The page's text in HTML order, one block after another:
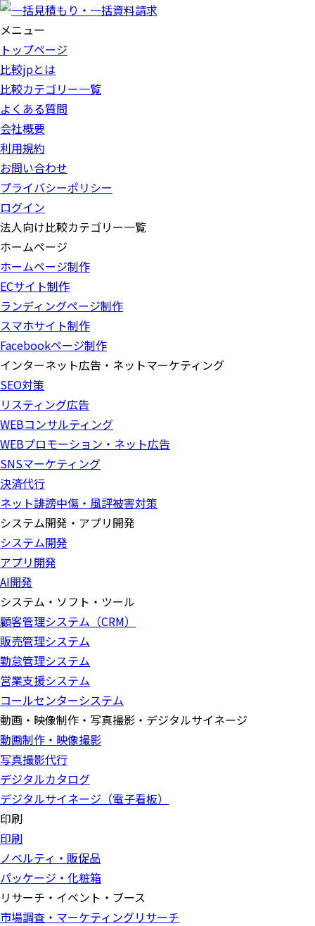
メニュー
トップページ
比較jpとは
比較カテゴリー一覧
よくある質問
会社概要
利用規約
お問い合わせ
プライバシーポリシー
ログイン
法人向け比較カテゴリー一覧
ホームページ
ホームページ制作
ECサイト制作
ランディングページ制作
スマホサイト制作
Facebookページ制作
インターネット広告・ネットマーケティング
SEO対策
リスティング広告
WEBコンサルティング
WEBプロモーション・ネット広告
SNSマーケティング
決済代行
ネット誹謗中傷・風評被害対策
システム開発・アプリ開発
システム開発
アプリ開発
AI開発
システム・ソフト・ツール
顧客管理システム（CRM）
販売管理システム
勤怠管理システム
営業支援システム
コールセンターシステム
動画・映像制作・写真撮影・デジタルサイネージ
動画制作・映像撮影
写真撮影代行
デジタルカタログ
デジタルサイネージ（電子看板）
印刷
印刷
ノベルティ・販促品
パッケージ・化粧箱
リサーチ・イベント・ブース
市場調査・マーケティングリサーチ